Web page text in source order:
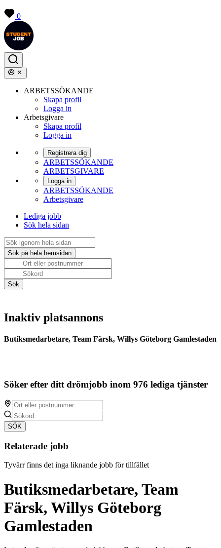
0
ARBETSSÖKANDE
Skapa profil
Logga in
Arbetsgivare
Skapa profil
Logga in
Registrera dig
ARBETSSÖKANDE
ARBETSGIVARE
Logga in
ARBETSSÖKANDE
Arbetsgivare
Lediga jobb
Sök hela sidan
Inaktiv platsannons
Butiksmedarbetare, Team Färsk, Willys Göteborg Gamlestaden
Söker efter ditt drömjobb inom 976 lediga tjänster
SÖK
Relaterade jobb
Tyvärr finns det inga liknande jobb för tillfället
Butiksmedarbetare, Team
Färsk, Willys Göteborg
Gamlestaden